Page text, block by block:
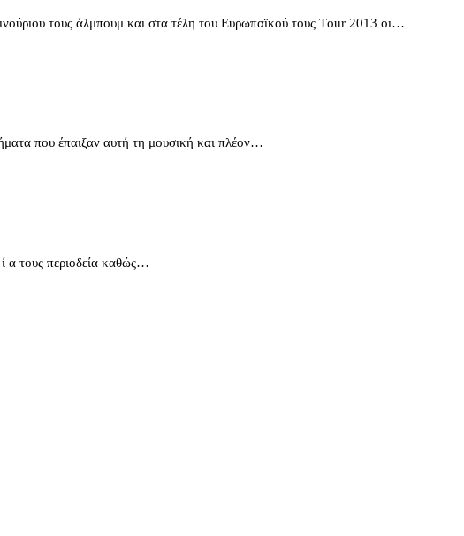
τους άλμπουμ και στα τέλη του Ευρωπαϊκού τους Τour 2013 οι…
που έπαιξαν αυτή τη μουσική και πλέον…
α τους περιοδεία καθώς…